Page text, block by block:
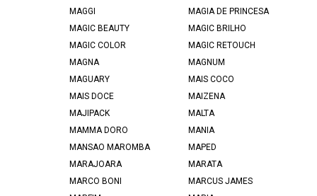
MAGGI
MAGIA DE PRINCESA
MAGIC BEAUTY
MAGIC BRILHO
MAGIC COLOR
MAGIC RETOUCH
MAGNA
MAGNUM
MAGUARY
MAIS COCO
MAIS DOCE
MAIZENA
MAJIPACK
MALTA
MAMMA DORO
MANIA
MANSAO MAROMBA
MAPED
MARAJOARA
MARATA
MARCO BONI
MARCUS JAMES